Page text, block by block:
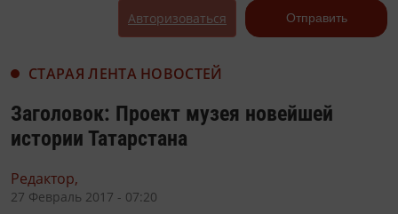
Авторизоваться Отправить
СТАРАЯ ЛЕНТА НОВОСТЕЙ
Заголовок: Проект музея новейшей
истории Татарстана
Редактор,
27 Февраль 2017 - 07:20